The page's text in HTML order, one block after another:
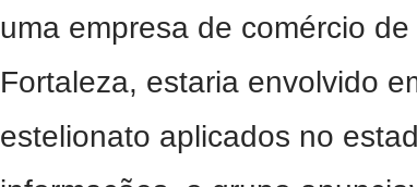
uma empresa de comércio
Fortaleza, estaria envolvido
estelionato aplicados no